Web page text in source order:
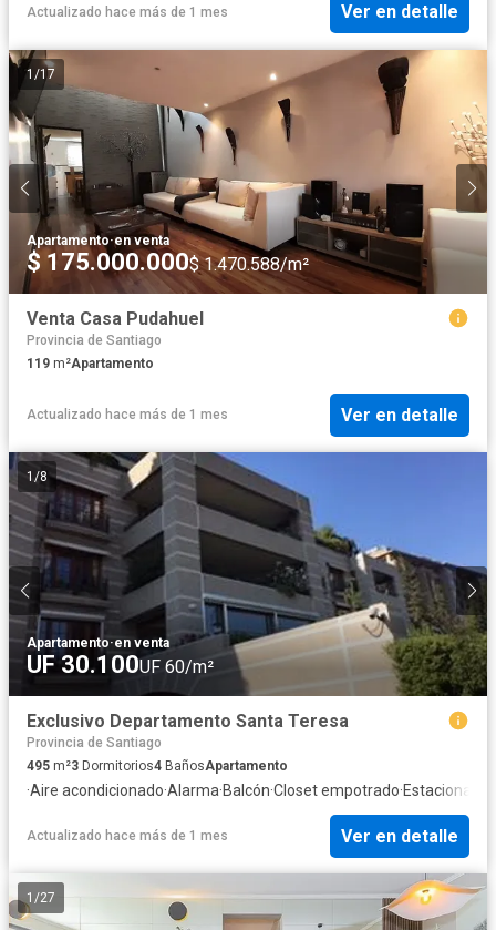
Actualizado hace más de 1 mes Ver en detalle
1 /17
Apartamento·en venta
$ 175.000.000$ 1.470.588/m²
Venta Casa Pudahuel
Provincia de Santiago
119 m²Apartamento
Actualizado hace más de 1 mes Ver en detalle
1 /8
Apartamento·en venta
UF 30.100UF 60/m²
Exclusivo Departamento Santa Teresa
Provincia de Santiago
495 m²3 Dormitorios4 BañosApartamento
·Aire acondicionado·Alarma·Balcón·Closet empotrado·
Actualizado hace más de 1 mes Ver en detalle
1 /27